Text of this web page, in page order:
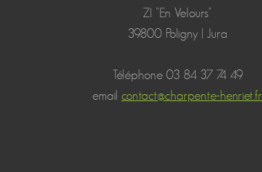
ZI "En Velours"
39800 Poligny | Jura
Téléphone 03 84 37 74 49
email contact@charpente-henriet.fr